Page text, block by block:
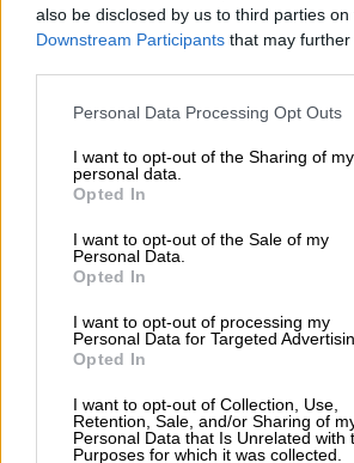
also be disclosed by us to third parties on
Downstream Participants that may
Please note that this website/app uses
not limited to your visit or usage
grant or deny consent to Google and its
use your data for below specified
consent section.
Personal Data Processing Opt Outs
I want to opt-out of the Sharing of my
personal data.
Opted In
I want to opt-out of the Sale of my
Personal Data.
Opted In
I want to opt-out of processing my
Personal Data for Targeted
Opted In
I want to opt-out of Collection, Use,
Retention, Sale, and/or Sharing of
Personal Data that Is Unrelated with
Purposes for which it was collected.
Ελλάδα|16.03.2026 15:28
Μεθυσμένος οδηγός πήρε
Πειραιά και προκάλεσε
Συγκεκριμένα, σε βάρος των
κατηγορούμενων ασκήθηκε
απόπειρα ανθρωποκτονίας,
οπλοχρησία
παράνομη είσοδο και
Η υπόθεση ανατέθηκε σε